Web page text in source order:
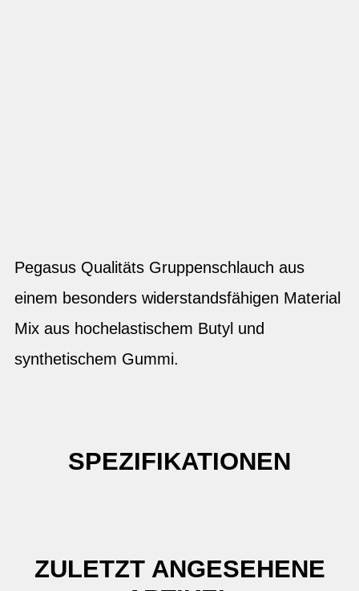
Pegasus Qualitäts Gruppenschlauch aus
einem besonders widerstandsfähigen Material
Mix aus hochelastischem Butyl und
synthetischem Gummi.
SPEZIFIKATIONEN
ZULETZT ANGESEHENE